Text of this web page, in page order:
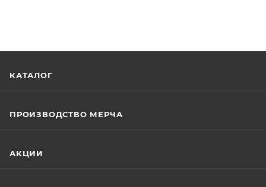
КАТАЛОГ
ПРОИЗВОДСТВО МЕРЧА
АКЦИИ